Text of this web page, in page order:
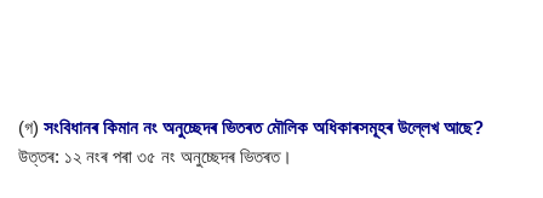
(গ) সংবিধানৰ কিমান নং অনুচ্ছেদৰ ভিতৰত মৌলিক অধিকাৰসমূহৰ উল্লেখ আছে?
উত্তৰ: ১২ নংৰ পৰা ৩৫ নং অনুচ্ছেদৰ ভিতৰত।